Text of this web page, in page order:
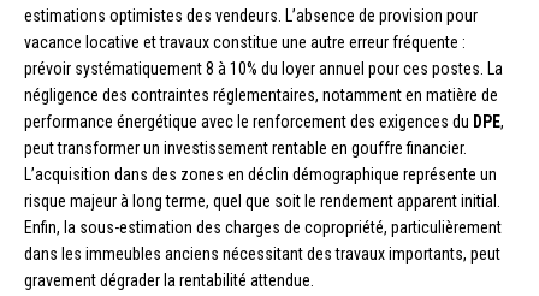
estimations optimistes des vendeurs. L’absence de provision pour
vacance locative et travaux constitue une autre erreur fréquente :
prévoir systématiquement 8 à 10% du loyer annuel pour ces postes. La
négligence des contraintes réglementaires, notamment en matière de
performance énergétique avec le renforcement des exigences du DPE,
peut transformer un investissement rentable en gouffre financier.
L’acquisition dans des zones en déclin démographique représente un
risque majeur à long terme, quel que soit le rendement apparent initial.
Enfin, la sous-estimation des charges de copropriété, particulièrement
dans les immeubles anciens nécessitant des travaux importants, peut
gravement dégrader la rentabilité attendue.